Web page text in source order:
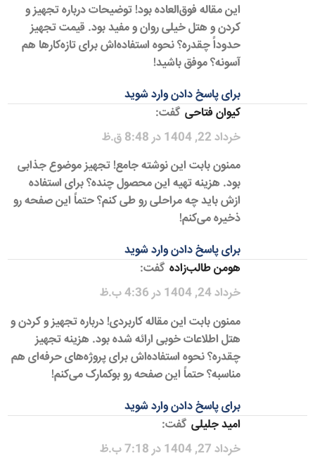
این مقاله فوق‌العاده بود! توضیحات درباره تجهیز و
کردن و هتل خیلی روان و مفید بود. قیمت تجهیز
حدوداً چقدره؟ نحوه استفاده‌اش برای تازه‌کارها هم
آسونه؟ موفق باشید!
برای پاسخ دادن وارد شوید
کیوان فتاحی گفت:
خرداد 22, 1404 در 8:48 ق.ظ
ممنون بابت این نوشته جامع! تجهیز موضوع جذابی
بود. هزینه تهیه این محصول چنده؟ برای استفاده
ازش باید چه مراحلی رو طی کنم؟ حتماً این صفحه رو
ذخیره می‌کنم!
برای پاسخ دادن وارد شوید
هومن طالب‌زاده گفت:
خرداد 24, 1404 در 4:36 ب.ظ
ممنون بابت این مقاله کاربردی! درباره تجهیز و کردن و
هتل اطلاعات خوبی ارائه شده بود. هزینه تجهیز
چقدره؟ نحوه استفاده‌اش برای پروژه‌های حرفه‌ای هم
مناسبه؟ حتماً این صفحه رو بوکمارک می‌کنم!
برای پاسخ دادن وارد شوید
امید جلیلی گفت:
خرداد 27, 1404 در 7:18 ب.ظ